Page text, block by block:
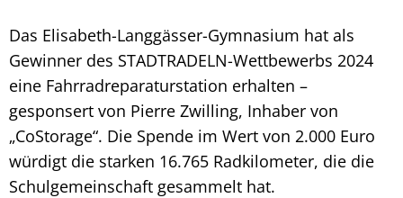
Das Elisabeth-Langgässer-Gymnasium hat als
Gewinner des STADTRADELN-Wettbewerbs 2024
eine Fahrradreparaturstation erhalten –
gesponsert von Pierre Zwilling, Inhaber von
„CoStorage“. Die Spende im Wert von 2.000 Euro
würdigt die starken 16.765 Radkilometer, die die
Schulgemeinschaft gesammelt hat.